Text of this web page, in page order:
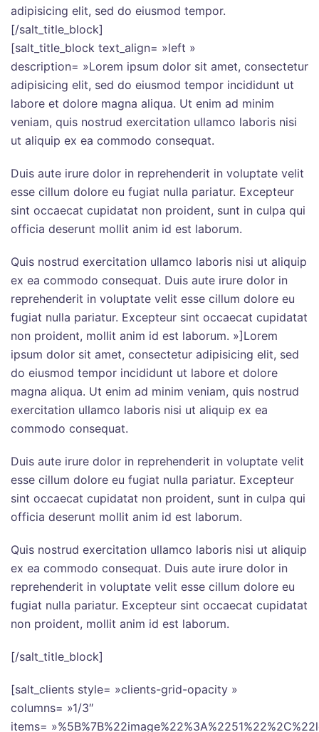
adipisicing elit, sed do eiusmod tempor.
[/salt_title_block]
[salt_title_block text_align= »left »
description= »Lorem ipsum dolor sit amet, consectetur
adipisicing elit, sed do eiusmod tempor incididunt ut
labore et dolore magna aliqua. Ut enim ad minim
veniam, quis nostrud exercitation ullamco laboris nisi
ut aliquip ex ea commodo consequat.
Duis aute irure dolor in reprehenderit in voluptate velit
esse cillum dolore eu fugiat nulla pariatur. Excepteur
sint occaecat cupidatat non proident, sunt in culpa qui
officia deserunt mollit anim id est laborum.
Quis nostrud exercitation ullamco laboris nisi ut aliquip
ex ea commodo consequat. Duis aute irure dolor in
reprehenderit in voluptate velit esse cillum dolore eu
fugiat nulla pariatur. Excepteur sint occaecat cupidatat
non proident, mollit anim id est laborum. »]Lorem
ipsum dolor sit amet, consectetur adipisicing elit, sed
do eiusmod tempor incididunt ut labore et dolore
magna aliqua. Ut enim ad minim veniam, quis nostrud
exercitation ullamco laboris nisi ut aliquip ex ea
commodo consequat.
Duis aute irure dolor in reprehenderit in voluptate velit
esse cillum dolore eu fugiat nulla pariatur. Excepteur
sint occaecat cupidatat non proident, sunt in culpa qui
officia deserunt mollit anim id est laborum.
Quis nostrud exercitation ullamco laboris nisi ut aliquip
ex ea commodo consequat. Duis aute irure dolor in
reprehenderit in voluptate velit esse cillum dolore eu
fugiat nulla pariatur. Excepteur sint occaecat cupidatat
non proident, mollit anim id est laborum.
[/salt_title_block]
[salt_clients style= »clients-grid-opacity »
columns= »1/3″
items=